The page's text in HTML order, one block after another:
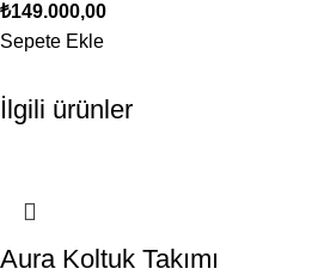
₺149.000,00
Sepete Ekle
İlgili ürünler
Aura Koltuk Takımı